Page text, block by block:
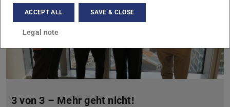
3 von 3 – Mehr geht nicht!
ACCEPT ALL SAVE & CLOSE
Legal note